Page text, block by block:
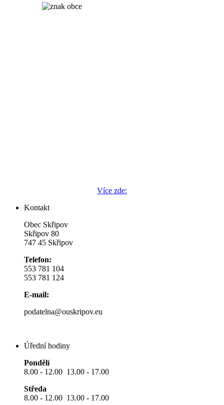
Více zde:
Kontakt
Obec Skřipov
Skřipov 80
747 45 Skřipov
Telefon:
553 781 104
553 781 124
E-mail:
podatelna@ouskripov.eu
Úřední hodiny
Pondělí
8.00 - 12.00 13.00 - 17.00
Středa
8.00 - 12.00 13.00 - 17.00